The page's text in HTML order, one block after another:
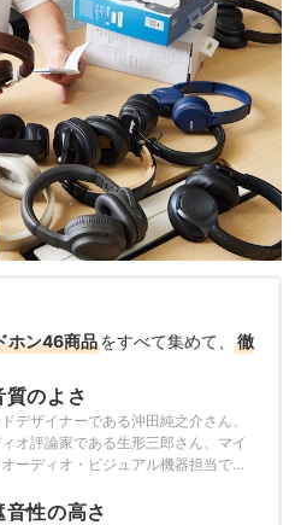
ホン46商品をすべて集めて、
徹
質のよさ
デザイナーである沖田純之介さん、
オ評論家である生形三郎さん、マイ
ーディオ・ビジュアル機器担当であ
た。
音性の高さ